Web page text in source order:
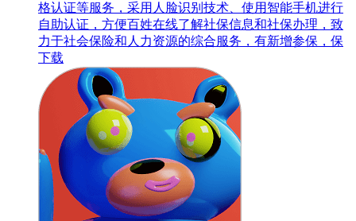
格认证等服务，采用人脸识别技术、使用智能手机进行
自助认证，方便百姓在线了解社保信息和社保办理，致
力于社会保险和人力资源的综合服务，有新增参保，保
下载